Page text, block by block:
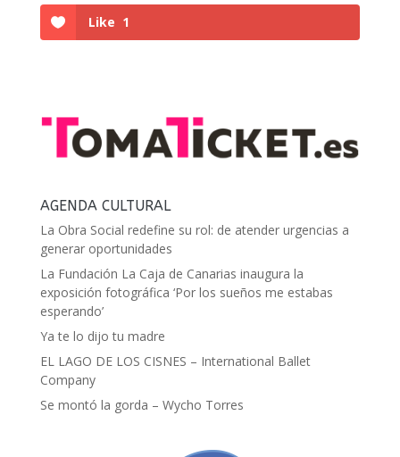
Like 1
AGENDA CULTURAL
La Obra Social redefine su rol: de atender urgencias a
generar oportunidades
La Fundación La Caja de Canarias inaugura la
exposición fotográfica ‘Por los sueños me estabas
esperando’
Ya te lo dijo tu madre
EL LAGO DE LOS CISNES – International Ballet
Company
Se montó la gorda – Wycho Torres